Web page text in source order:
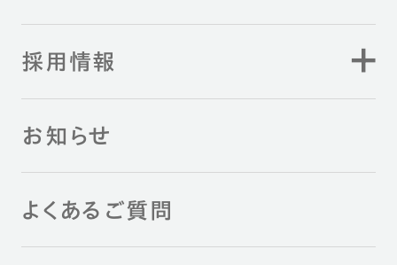
採用情報
お知らせ
よくあるご質問